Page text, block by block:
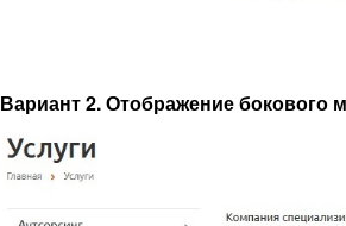
Вариант 2. Отображение бокового